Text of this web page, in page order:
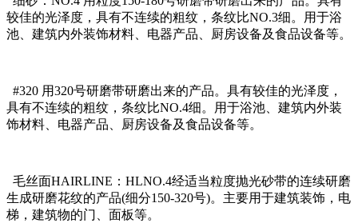
较佳的光泽度，具有不连续的粗纹，条纹比NO.3细。用于浴
池、建筑内外装饰材料、电器产品、厨房设备及食品设备等。
#320 用320号研磨带研磨出来的产品。具有较佳的光泽度，
具有不连续的粗纹，条纹比NO.4细。用于浴池、建筑内外装
饰材料、电器产品、厨房设备及食品设备等。
毛丝面HAIRLINE：HLNO.4经适当粒度抛光砂带的连续研磨
生成研磨花纹的产品(细分150-320号)。主要用于建筑装饰，电
梯，建筑物的门、面板等。